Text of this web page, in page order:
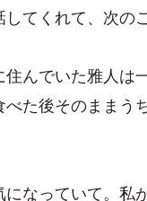
てくれて、次の
んでいた雅人は
た後そのままう
なっていて。私